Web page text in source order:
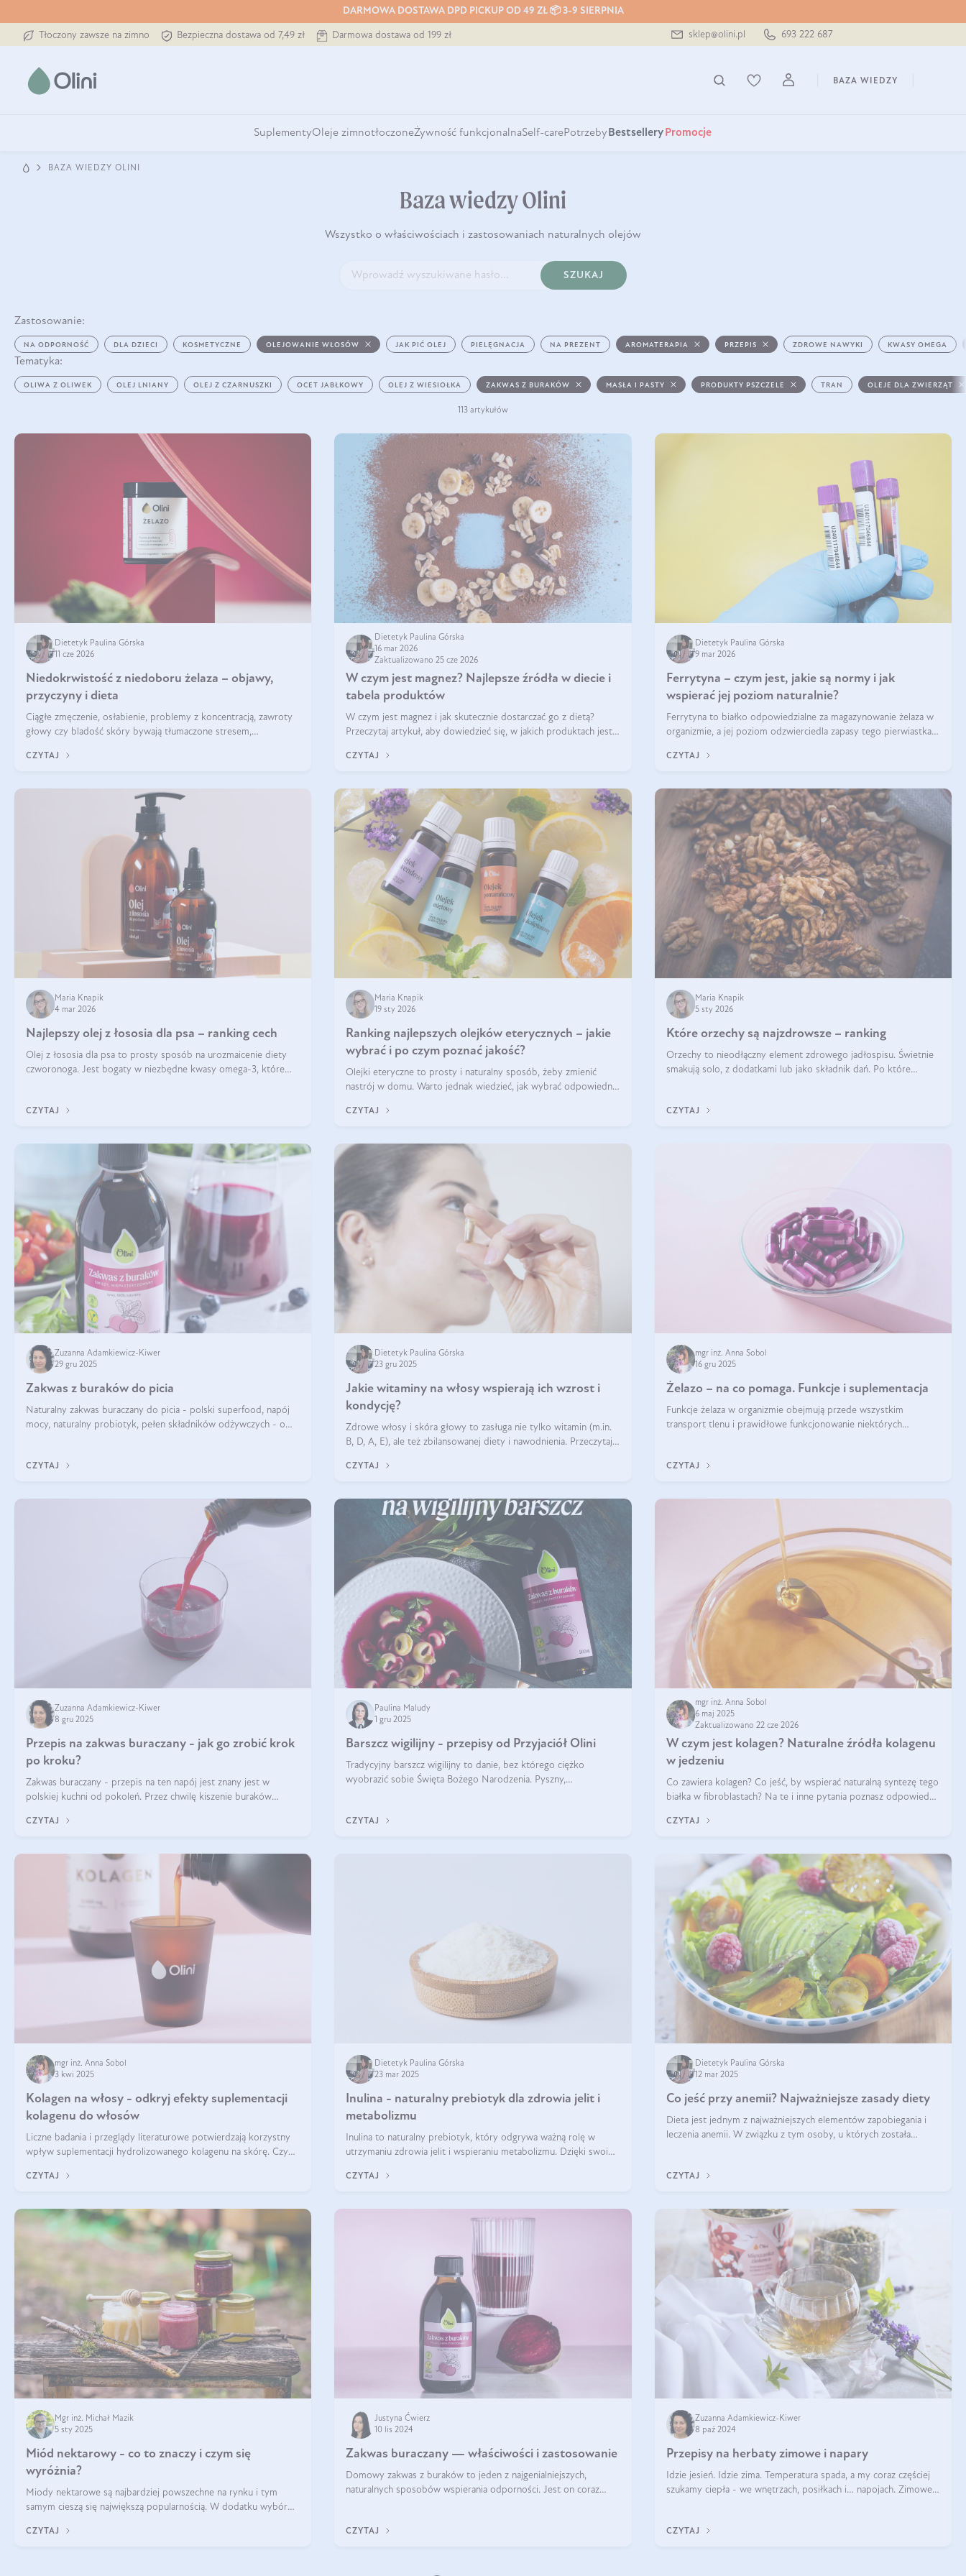
DARMOWA DOSTAWA DPD PICKUP OD 49 ZŁ 📦 3-9 SIERPNIA
Tłoczony zawsze na zimno Bezpieczna dostawa od 7,49 zł Darmowa dostawa od 199 zł sklep@olini.pl 693 222 687
BAZA WIEDZY
SuplementyOleje zimnotłoczoneŻywność funkcjonalnaSelf-carePotrzeby Bestsellery Promocje
BAZA WIEDZY OLINI
Baza wiedzy Olini
Wszystko o właściwościach i zastosowaniach naturalnych olejów
SZUKAJ
Zastosowanie:
NA ODPORNOŚĆ DLA DZIECI KOSMETYCZNE OLEJOWANIE WŁOSÓW JAK PIĆ OLEJ PIELĘGNACJA NA PREZENT AROMATERAPIA PRZEPIS ZDROWE NAWYKI KWASY OMEGA
Tematyka:
OLIWA Z OLIWEK OLEJ LNIANY OLEJ Z CZARNUSZKI OCET JABŁKOWY OLEJ Z WIESIOŁKA ZAKWAS Z BURAKÓW MASŁA I PASTY PRODUKTY PSZCZELE TRAN OLEJE DLA ZWIERZĄT
113 artykułów
Dietetyk Paulina Górska
11 cze 2026
Niedokrwistość z niedoboru żelaza – objawy,
przyczyny i dieta
Ciągłe zmęczenie, osłabienie, problemy z koncentracją, zawroty
głowy czy bladość skóry bywają tłumaczone stresem,
może być niedokrwistość z niedoboru żelaza.
CZYTAJ
Dietetyk Paulina Górska
16 mar 2026
Zaktualizowano 25 cze 2026
W czym jest magnez? Najlepsze źródła w diecie i
tabela produktów
W czym jest magnez i jak skutecznie dostarczać go z dietą?
Przeczytaj artykuł, aby dowiedzieć się, w jakich produktach jest
CZYTAJ
Dietetyk Paulina Górska
9 mar 2026
Ferrytyna – czym jest, jakie są normy i jak
wspierać jej poziom naturalnie?
Ferrytyna to białko odpowiedzialne za magazynowanie żelaza w
organizmie, a jej poziom odzwierciedla zapasy tego pierwiastka.
ferrytyny daje objawy, które mogą utrudniać codzienne
CZYTAJ
Maria Knapik
4 mar 2026
Najlepszy olej z łososia dla psa – ranking cech
Olej z łososia dla psa to prosty sposób na urozmaicenie diety
czworonoga. Jest bogaty w niezbędne kwasy omega-3, które
uwagę?
CZYTAJ
Maria Knapik
19 sty 2026
Ranking najlepszych olejków eterycznych – jakie
wybrać i po czym poznać jakość?
Olejki eteryczne to prosty i naturalny sposób, żeby zmienić
nastrój w domu. Warto jednak wiedzieć, jak wybrać odpowiednie
eteryczne są najlepsze? Poznaj najważniejsze kryteria wyboru!
CZYTAJ
Maria Knapik
5 sty 2026
Które orzechy są najzdrowsze – ranking
Orzechy to nieodłączny element zdrowego jadłospisu. Świetnie
smakują solo, z dodatkami lub jako składnik dań. Po które
CZYTAJ
Zuzanna Adamkiewicz-Kiwer
29 gru 2025
Zakwas z buraków do picia
Naturalny zakwas buraczany do picia - polski superfood, napój
mocy, naturalny probiotyk, pełen składników odżywczych - o
CZYTAJ
Dietetyk Paulina Górska
23 gru 2025
Jakie witaminy na włosy wspierają ich wzrost i
kondycję?
Zdrowe włosy i skóra głowy to zasługa nie tylko witamin (m.in.
B, D, A, E), ale też zbilansowanej diety i nawodnienia. Przeczytaj
wypadanie włosów.
CZYTAJ
mgr inż. Anna Sobol
16 gru 2025
Żelazo – na co pomaga. Funkcje i suplementacja
Funkcje żelaza w organizmie obejmują przede wszystkim
transport tlenu i prawidłowe funkcjonowanie niektórych
etapie życia.
CZYTAJ
Zuzanna Adamkiewicz-Kiwer
8 gru 2025
Przepis na zakwas buraczany - jak go zrobić krok
po kroku?
Zakwas buraczany - przepis na ten napój jest znany jest w
polskiej kuchni od pokoleń. Przez chwilę kiszenie buraków
na fali popularności na
CZYTAJ
Paulina Maludy
1 gru 2025
Barszcz wigilijny - przepisy od Przyjaciół Olini
Tradycyjny barszcz wigilijny to danie, bez którego ciężko
wyobrazić sobie Święta Bożego Narodzenia. Pyszny,
CZYTAJ
mgr inż. Anna Sobol
6 maj 2025
Zaktualizowano 22 cze 2026
W czym jest kolagen? Naturalne źródła kolagenu
w jedzeniu
Co zawiera kolagen? Co jeść, by wspierać naturalną syntezę tego
białka w fibroblastach? Na te i inne pytania poznasz odpowiedź
CZYTAJ
mgr inż. Anna Sobol
3 kwi 2025
Kolagen na włosy - odkryj efekty suplementacji
kolagenu do włosów
Liczne badania i przeglądy literaturowe potwierdzają korzystny
wpływ suplementacji hydrolizowanego kolagenu na skórę. Czy
CZYTAJ
Dietetyk Paulina Górska
23 mar 2025
Inulina - naturalny prebiotyk dla zdrowia jelit i
metabolizmu
Inulina to naturalny prebiotyk, który odgrywa ważną rolę w
utrzymaniu zdrowia jelit i wspieraniu metabolizmu. Dzięki swoim
jelitowych, co ma pozy
CZYTAJ
Dietetyk Paulina Górska
12 mar 2025
Co jeść przy anemii? Najważniejsze zasady diety
Dieta jest jednym z najważniejszych elementów zapobiegania i
leczenia anemii. W związku z tym osoby, u których została
CZYTAJ
Mgr inż. Michał Mazik
5 sty 2025
Miód nektarowy - co to znaczy i czym się
wyróżnia?
Miody nektarowe są najbardziej powszechne na rynku i tym
samym cieszą się największą popularnością. W dodatku wybór
miodów akacjowych po intens
CZYTAJ
Justyna Ćwierz
10 lis 2024
Zakwas buraczany — właściwości i zastosowanie
Domowy zakwas z buraków to jeden z najgenialniejszych,
naturalnych sposobów wspierania odporności. Jest on coraz
CZYTAJ
Zuzanna Adamkiewicz-Kiwer
8 paź 2024
Przepisy na herbaty zimowe i napary
Idzie jesień. Idzie zima. Temperatura spada, a my coraz częściej
szukamy ciepła - we wnętrzach, posiłkach i… napojach. Zimowe
CZYTAJ